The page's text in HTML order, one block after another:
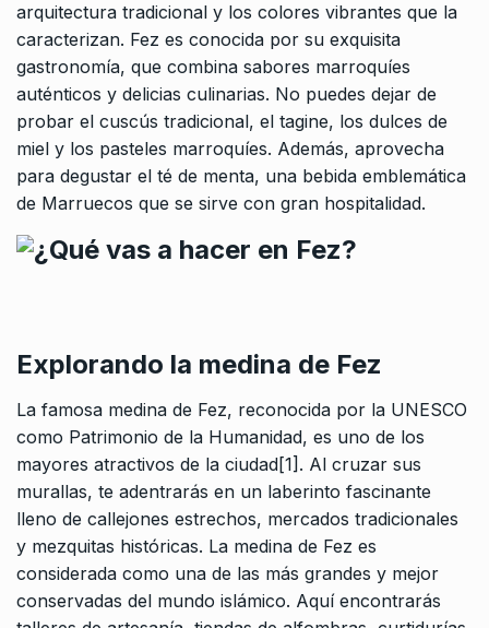
arquitectura tradicional y los colores vibrantes que la
caracterizan. Fez es conocida por su exquisita
gastronomía, que combina sabores marroquíes
auténticos y delicias culinarias. No puedes dejar de
probar el cuscús tradicional, el tagine, los dulces de
miel y los pasteles marroquíes. Además, aprovecha
para degustar el té de menta, una bebida emblemática
de Marruecos que se sirve con gran hospitalidad.
Explorando la medina de Fez
La famosa medina de Fez, reconocida por la UNESCO
como Patrimonio de la Humanidad, es uno de los
mayores atractivos de la ciudad[1]. Al cruzar sus
murallas, te adentrarás en un laberinto fascinante
lleno de callejones estrechos, mercados tradicionales
y mezquitas históricas. La medina de Fez es
considerada como una de las más grandes y mejor
conservadas del mundo islámico. Aquí encontrarás